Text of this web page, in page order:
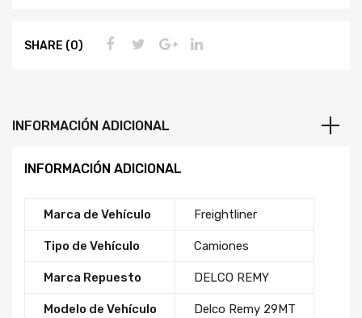
SHARE (0)
INFORMACIÓN ADICIONAL
INFORMACIÓN ADICIONAL
Marca de Vehículo Freightliner
Tipo de Vehículo Camiones
Marca Repuesto DELCO REMY
Modelo de Vehículo Delco Remy 29MT